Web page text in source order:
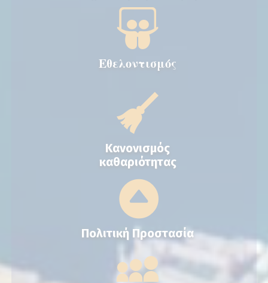
Εθελοντισμός
Κανονισμός
καθαριότητας
Πολιτική Προστασία